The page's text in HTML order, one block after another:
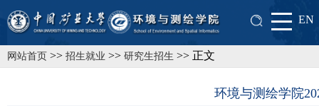
EN
网站首页 >> 招生就业 >> 研究生招生 >> 正文
环境与测绘学院